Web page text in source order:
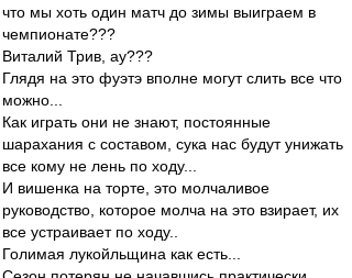
что мы хоть один матч до зимы выиграем в
чемпионате???
Виталий Трив, ау???
Глядя на это фуэтэ вполне могут слить все что
можно...
Как играть они не знают, постоянные
шарахания с составом, сука нас будут унижать
все кому не лень по ходу...
И вишенка на торте, это молчаливое
руководство, которое молча на это взирает, их
все устраивает по ходу..
Голимая лукойльщина как есть...